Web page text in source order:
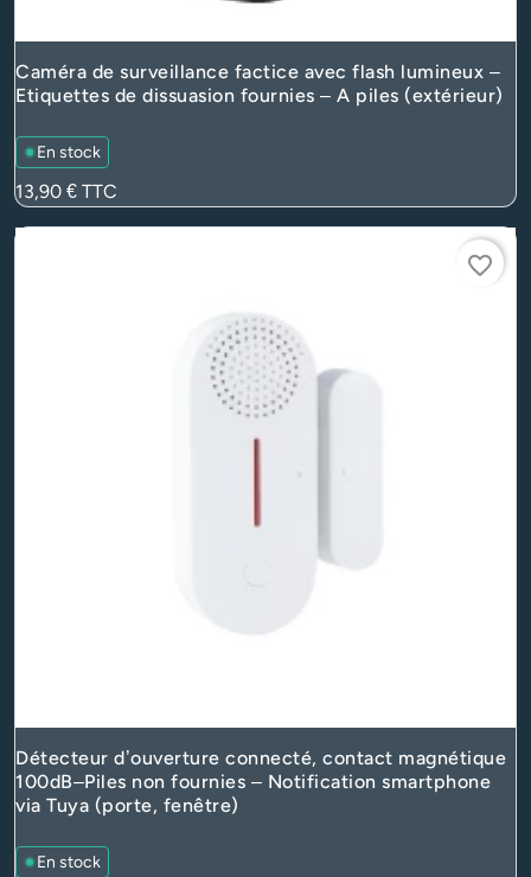
Caméra de surveillance factice avec flash lumineux –
Etiquettes de dissuasion fournies – A piles (extérieur)
En stock
Prix
13,90 € TTC
favorite_border
Détecteur d’ouverture connecté, contact magnétique
100dB–Piles non fournies – Notification smartphone
via Tuya (porte, fenêtre)
En stock